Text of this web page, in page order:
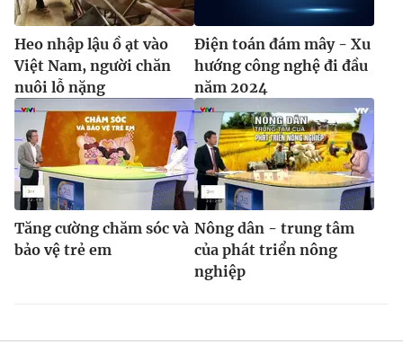
Heo nhập lậu ồ ạt vào
Việt Nam, người chăn
nuôi lỗ nặng
Điện toán đám mây - Xu
hướng công nghệ đi đầu
năm 2024
Tăng cường chăm sóc và
bảo vệ trẻ em
Nông dân - trung tâm
của phát triển nông
nghiệp